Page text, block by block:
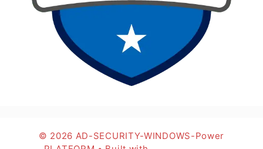
© 2026 AD-SECURITY-WINDOWS-Power